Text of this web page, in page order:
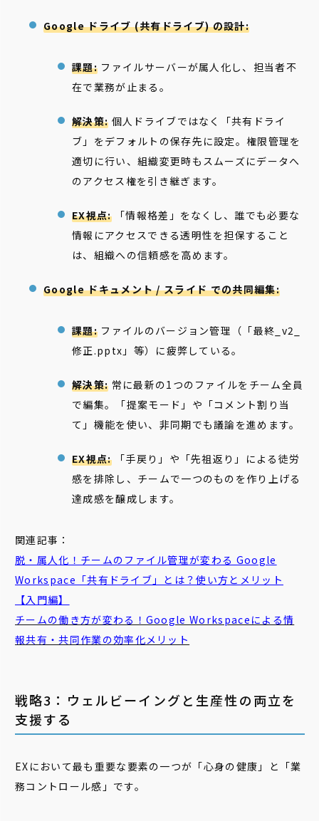
Google ドライブ (共有ドライブ) の設計:
課題:ファイルサーバーが属人化し、担当者不
在で業務が止まる。
解決策: 個人ドライブではなく「共有ドライ
ブ」をデフォルトの保存先に設定。権限管理を
適切に行い、組織変更時もスムーズにデータへ
のアクセス権を引き継ぎます。
EX視点:「情報格差」をなくし、誰でも必要な
情報にアクセスできる透明性を担保すること
は、組織への信頼感を高めます。
Google ドキュメント / スライド での共同編集:
課題:ファイルのバージョン管理（「最終_v2_
修正.pptx」等）に疲弊している。
解決策: 常に最新の1つのファイルをチーム全員
で編集。「提案モード」や「コメント割り当
て」機能を使い、非同期でも議論を進めます。
EX視点:「手戻り」や「先祖返り」による徒労
感を排除し、チームで一つのものを作り上げる
達成感を醸成します。
関連記事：
脱・属人化！チームのファイル管理が変わる Google
Workspace「共有ドライブ」とは？使い方とメリット
【入門編】
チームの働き方が変わる！Google Workspaceによる情
報共有・共同作業の効率化メリット
戦略3：ウェルビーイングと生産性の両立を
支援する
EXにおいて最も重要な要素の一つが「心身の健康」と「業
務コントロール感」です。